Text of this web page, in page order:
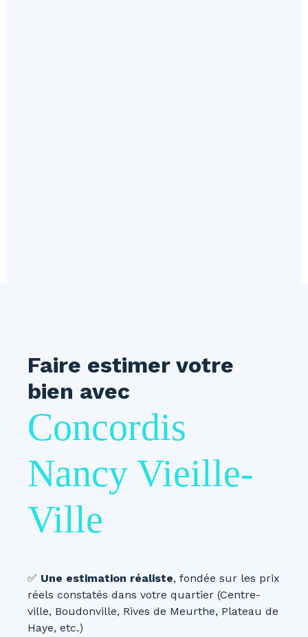
Faire estimer votre
bien avec
Concordis
Nancy Vieille-
Ville
✅ Une estimation réaliste, fondée sur les prix
réels constatés dans votre quartier (Centre-
ville, Boudonville, Rives de Meurthe, Plateau de
Haye, etc.)